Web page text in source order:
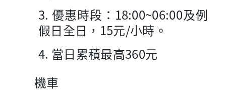
3. 優惠時段：18:00~06:00及例
假日全日，15元/小時。
4. 當日累積最高360元
機車